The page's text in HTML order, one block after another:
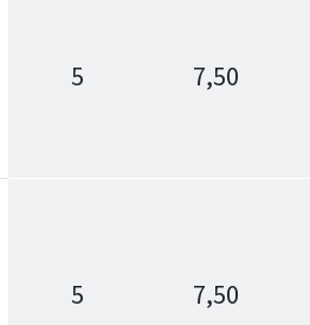
5 7,50
5 7,50